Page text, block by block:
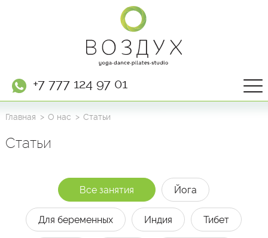
+7 777 124 97 01
Главная О нас Статьи
Статьи
Все занятия Йога
Для беременных Индия Тибет